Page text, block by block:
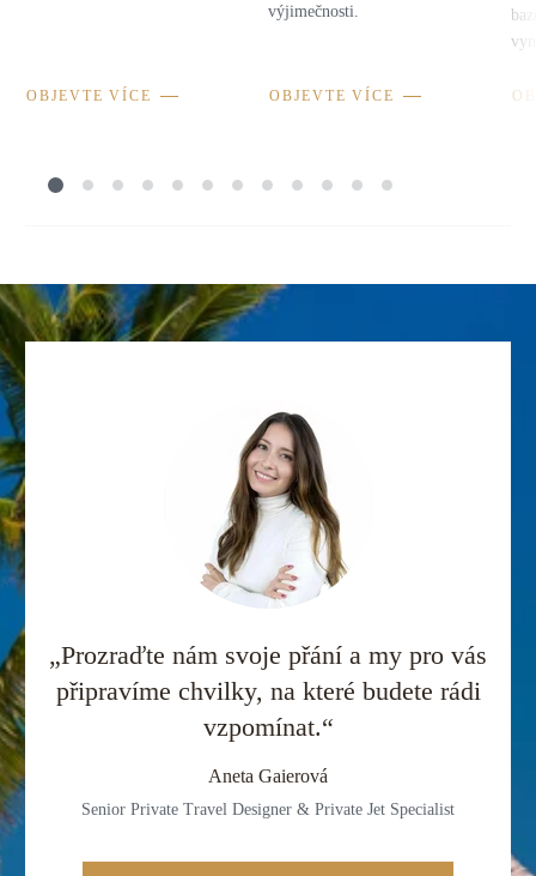
OBJEVTE VÍCE
výjimečnosti.
OBJEVTE VÍCE
„Prozraďte nám svoje přání a my pro vás
připravíme chvilky, na které budete rádi
vzpomínat.“
Aneta Gaierová
Senior Private Travel Designer & Private Jet Specialist